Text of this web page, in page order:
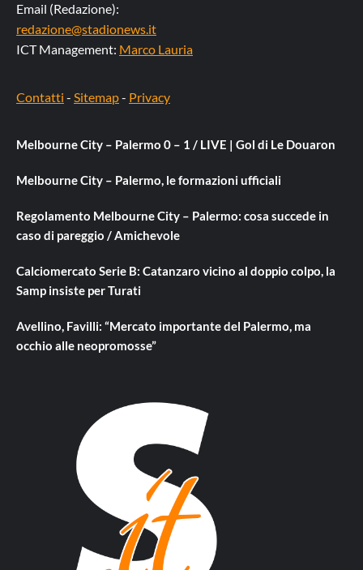
Email (Redazione):
redazione@stadionews.it
ICT Management: Marco Lauria
Contatti - Sitemap- Privacy
Melbourne City – Palermo 0 – 1 / LIVE | Gol di Le Douaron
Melbourne City – Palermo, le formazioni ufficiali
Regolamento Melbourne City – Palermo: cosa succede in
caso di pareggio / Amichevole
Calciomercato Serie B: Catanzaro vicino al doppio colpo, la
Samp insiste per Turati
Avellino, Favilli: “Mercato importante del Palermo, ma
occhio alle neopromosse”